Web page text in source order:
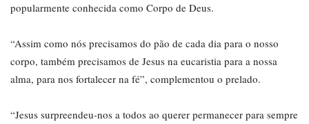
popularmente conhecida como Corpo de Deus.
“Assim como nós precisamos do pão de cada dia para o nosso
corpo, também precisamos de Jesus na eucaristia para a nossa
alma, para nos fortalecer na fé”, complementou o prelado.
“Jesus surpreendeu-nos a todos ao querer permanecer para sempre